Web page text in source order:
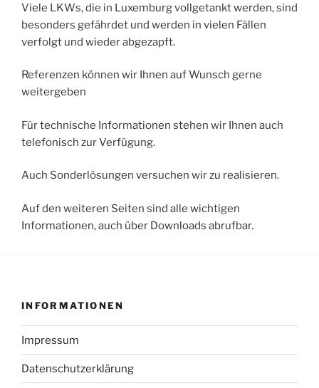
Viele LKWs, die in Luxemburg vollgetankt werden, sind
besonders gefährdet und werden in vielen Fällen
verfolgt und wieder abgezapft.
Referenzen können wir Ihnen auf Wunsch gerne
weitergeben
Für technische Informationen stehen wir Ihnen auch
telefonisch zur Verfügung.
Auch Sonderlösungen versuchen wir zu realisieren.
Auf den weiteren Seiten sind alle wichtigen
Informationen, auch über Downloads abrufbar.
INFORMATIONEN
Impressum
Datenschutzerklärung